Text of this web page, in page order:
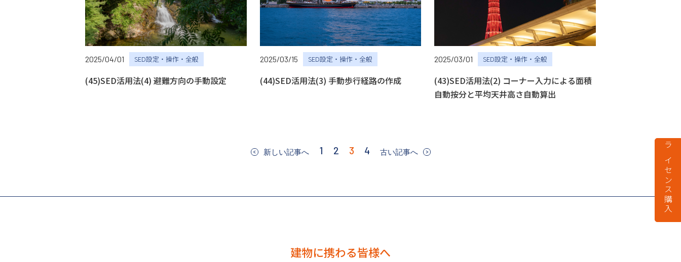
2025/04/01 SED設定・操作・全般
(45)SED活用法(4) 避難方向の手動設定
2025/03/15 SED設定・操作・全般
(44)SED活用法(3) 手動歩行経路の作成
2025/03/01 SED設定・操作・全般
(43)SED活用法(2) コーナー入力による面積
自動按分と平均天井高さ自動算出
新しい記事へ 1 2 3 4 古い記事へ
建物に携わる皆様へ
ライセンス購入